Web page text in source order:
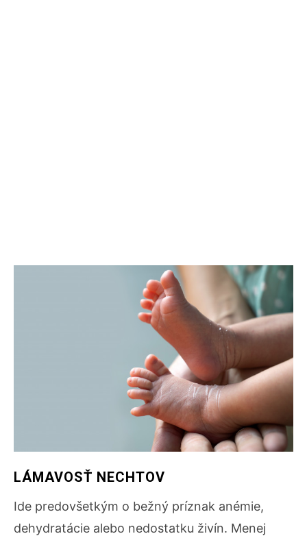
LÁMAVOSŤ NECHTOV
Ide predovšetkým o bežný príznak anémie,
dehydratácie alebo nedostatku živín. Menej